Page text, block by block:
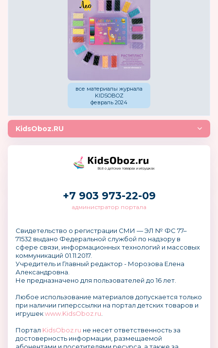
все материалы журнала
KIDSOBOZ
февраль 2024
KidsOboz.RU
Всё о детских товарах и игрушках
+7 903 973-22-09
администратор портала
Свидетельство о регистрации СМИ — ЭЛ № ФС 77–
71532 выдано Федеральной службой по надзору в
сфере связи, информационных технологий и массовых
коммуникаций 01.11.2017.
Учредитель и Главный редактор - Морозова Елена
Александровна.
Не предназначено для пользователей до 16 лет.
Любое использование материалов допускается только
при наличии гиперссылки на портал детских товаров и
игрушекwww.KidsOboz.ru
Портал KidsOboz.ru не несет ответственность за
достоверность информации, размещаемой